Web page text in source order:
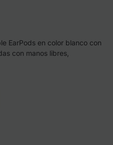
EarPods en color blanco con
con manos libres,